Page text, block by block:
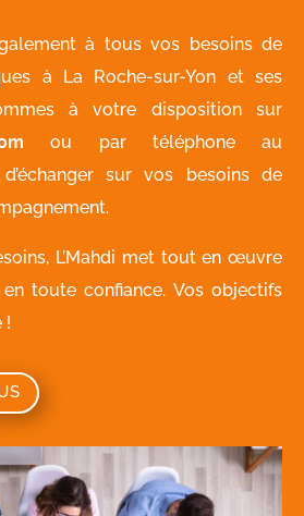
à tous vos besoins de
à La Roche-sur-Yon et ses
à votre disposition sur
ou par téléphone au
sur vos besoins de
L’Mahdi met tout en œuvre
toute confiance. Vos objectifs
!